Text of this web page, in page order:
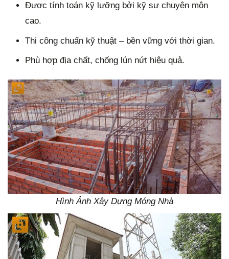
Được tính toán kỹ lưỡng bởi kỹ sư chuyên môn
cao.
Thi công chuẩn kỹ thuật – bền vững với thời gian.
Phù hợp địa chất, chống lún nứt hiệu quả.
Hình Ảnh Xây Dựng Móng Nhà